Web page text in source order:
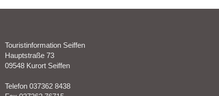
Touristinformation Seiffen
Hauptstraße 73
09548 Kurort Seiffen
Telefon 037362 8438